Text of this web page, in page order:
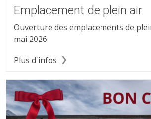
Emplacement de plein air
Ouverture des emplacements de
mai 2026
Plus d'infos